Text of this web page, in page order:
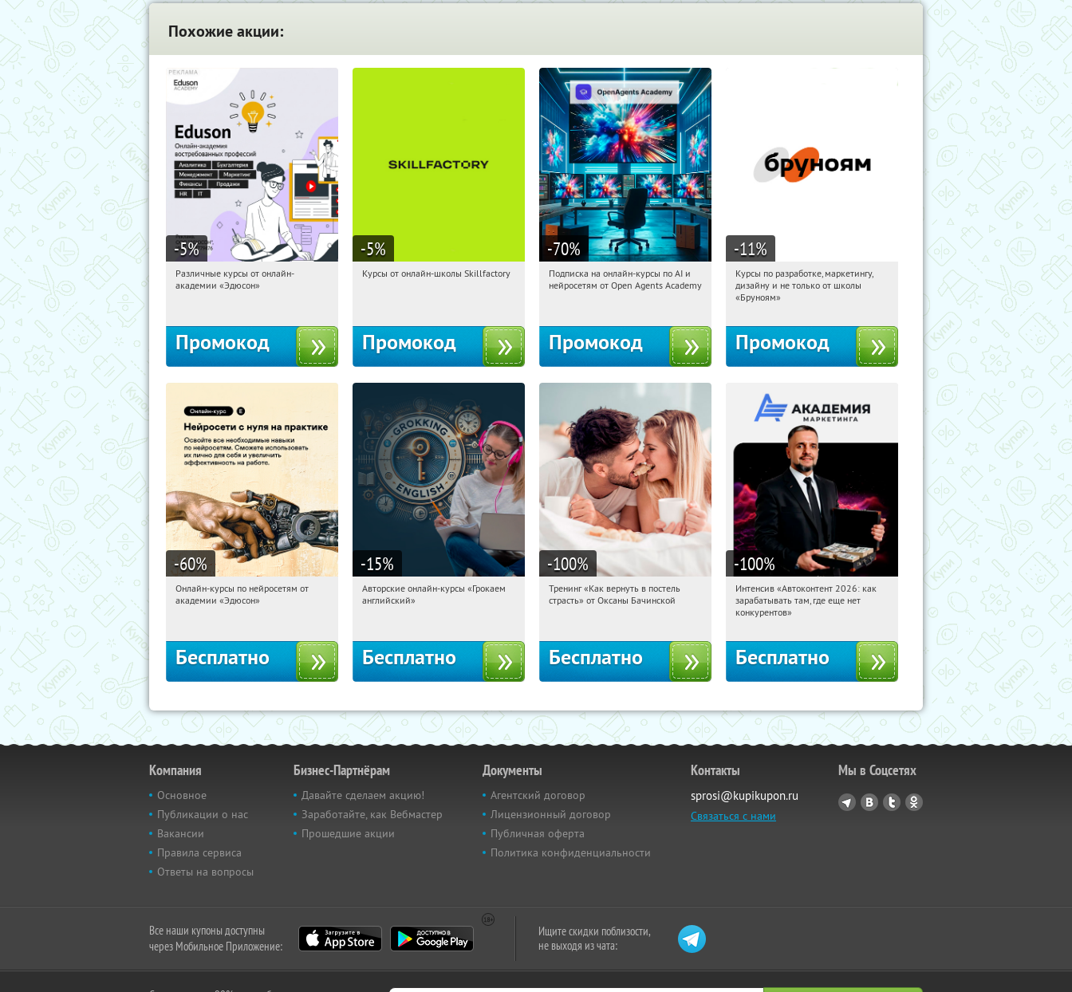
Похожие акции:
-5%
21:49:16 Получили:
Различные курсы от онлайн-
академии «Эдюсон»
Промокод
-5%
21:49:16
Получи первым!
Курсы от онлайн-школы Skillfactory
Промокод
-70%
21:49:16 Получили:
Подписка на онлайн-курсы по AI и
нейросетям от Open Agents Academy
Промокод
-11%
21:49:16
Получи первым!
Россия
Курсы по разработке, маркетингу,
дизайну и не только от школы
«Бруноям»
Промокод
-60%
21:49:16 Получили:
Онлайн-курсы по нейросетям от
академии «Эдюсон»
Бесплатно
-15%
21:49:16 Получили:
Авторские онлайн-курсы «Грокаем
английский»
Бесплатно
-100%
21:49:16 Получили:
Тренинг «Как вернуть в постель
страсть» от Оксаны Бачинской
Бесплатно
-100%
21:49:16 Получили:
Россия
Интенсив «Автоконтент 2026: как
зарабатывать там, где еще нет
конкурентов»
Бесплатно
Компания
Основное
Публикации о нас
Вакансии
Правила сервиса
Ответы на вопросы
Бизнес-Партнёрам
Давайте сделаем акцию!
Заработайте, как Вебмастер
Прошедшие акции
Документы
Агентский договор
Лицензионный договор
Публичная оферта
Политика конфиденциальности
Контакты
sprosi@kupikupon.ru
Связаться с нами
Мы в Соцсетях
Все наши купоны доступны
через Мобильное Приложение:
Ищите скидки поблизости,
не выходя из чата: